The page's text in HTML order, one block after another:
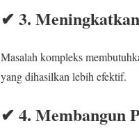
✔ 3.
Masalah kompleks
yang dihasilkan lebih efektif.
✔ 4. Membangun